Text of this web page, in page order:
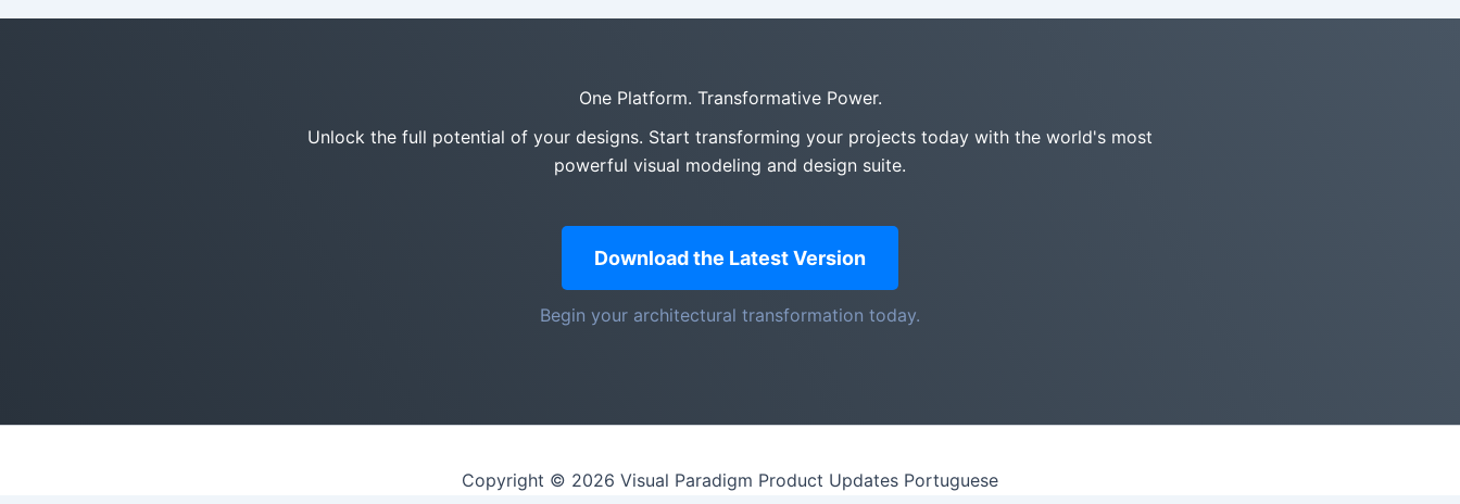
One Platform. Transformative Power.
Unlock the full potential of your designs. Start transforming your projects today with the world's most
powerful visual modeling and design suite.
Download the Latest Version
Begin your architectural transformation today.
Copyright © 2026 Visual Paradigm Product Updates Portuguese